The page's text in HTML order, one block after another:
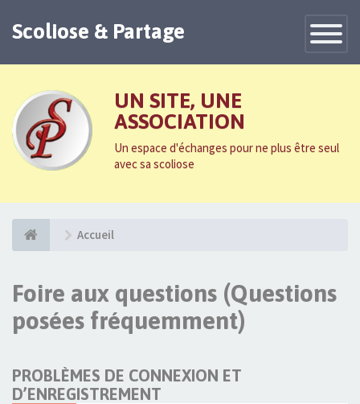
Toggle
Scoliose & Partage
UN SITE, UNE
ASSOCIATION
Un espace d'échanges pour ne plus être seul
avec sa scoliose
Accueil
Foire aux questions (Questions
posées fréquemment)
PROBLÈMES DE CONNEXION ET
D’ENREGISTREMENT